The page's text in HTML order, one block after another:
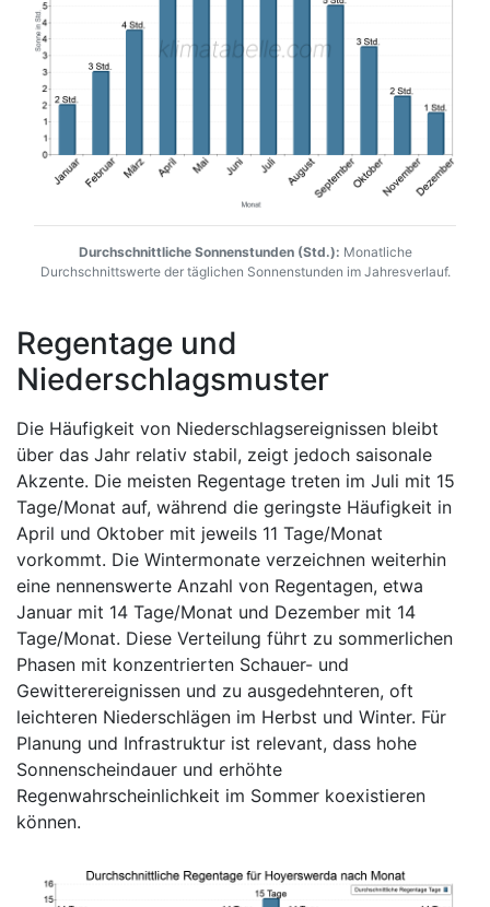
Durchschnittliche Sonnenstunden (Std.): Monatliche
Durchschnittswerte der täglichen Sonnenstunden im Jahresverlauf.
Regentage und
Niederschlagsmuster
Die Häufigkeit von Niederschlagsereignissen bleibt
über das Jahr relativ stabil, zeigt jedoch saisonale
Akzente. Die meisten Regentage treten im Juli mit 15
Tage/Monat auf, während die geringste Häufigkeit in
April und Oktober mit jeweils 11 Tage/Monat
vorkommt. Die Wintermonate verzeichnen weiterhin
eine nennenswerte Anzahl von Regentagen, etwa
Januar mit 14 Tage/Monat und Dezember mit 14
Tage/Monat. Diese Verteilung führt zu sommerlichen
Phasen mit konzentrierten Schauer- und
Gewitterereignissen und zu ausgedehnteren, oft
leichteren Niederschlägen im Herbst und Winter. Für
Planung und Infrastruktur ist relevant, dass hohe
Sonnenscheindauer und erhöhte
Regenwahrscheinlichkeit im Sommer koexistieren
können.